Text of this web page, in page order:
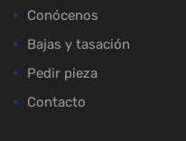
Conócenos
Bajas y tasación
Pedir pieza
Contacto